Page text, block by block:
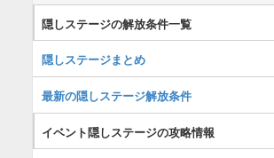
隠しステージの解放条件一覧
隠しステージまとめ
最新の隠しステージ解放条件
イベント隠しステージの攻略情報